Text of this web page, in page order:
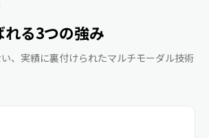
る3つの強み
、実績に裏付けられたマルチモーダル技術